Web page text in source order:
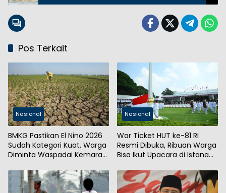
Pos Terkait
Nasional
BMKG Pastikan El Nino 2026
Sudah Kategori Kuat, Warga
Diminta Waspadai Kemarau
Nasional
War Ticket HUT ke-81 RI
Resmi Dibuka, Ribuan Warga
Bisa Ikut Upacara di Istana